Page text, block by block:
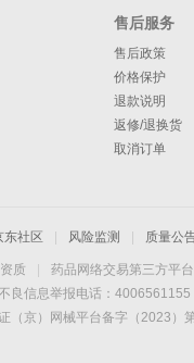
售后服务
售后政策
价格保护
退款说明
返修/退换货
取消订单
东社区 风险监测 质量公
质 药品网络交易第三方平
良信息举报电话：4006561155
（京）网械平台备字（2023）